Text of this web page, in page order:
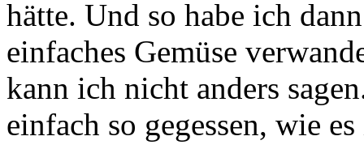
hätte. Und so habe ich
einfaches Gemüse
kann ich nicht anders
einfach so gegessen, wie